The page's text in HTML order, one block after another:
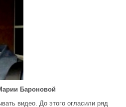
Бароновой
видео. До этого огласили ряд